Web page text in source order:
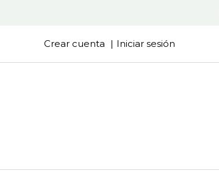
Crear cuenta Iniciar sesión